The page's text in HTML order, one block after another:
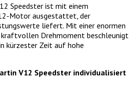
Speedster ist mit einem
Motor ausgestattet, der
liefert. Mit einer enormen
kraftvollen Drehmoment beschleunigt
kürzester Zeit auf hohe
V12 Speedster individualisiert